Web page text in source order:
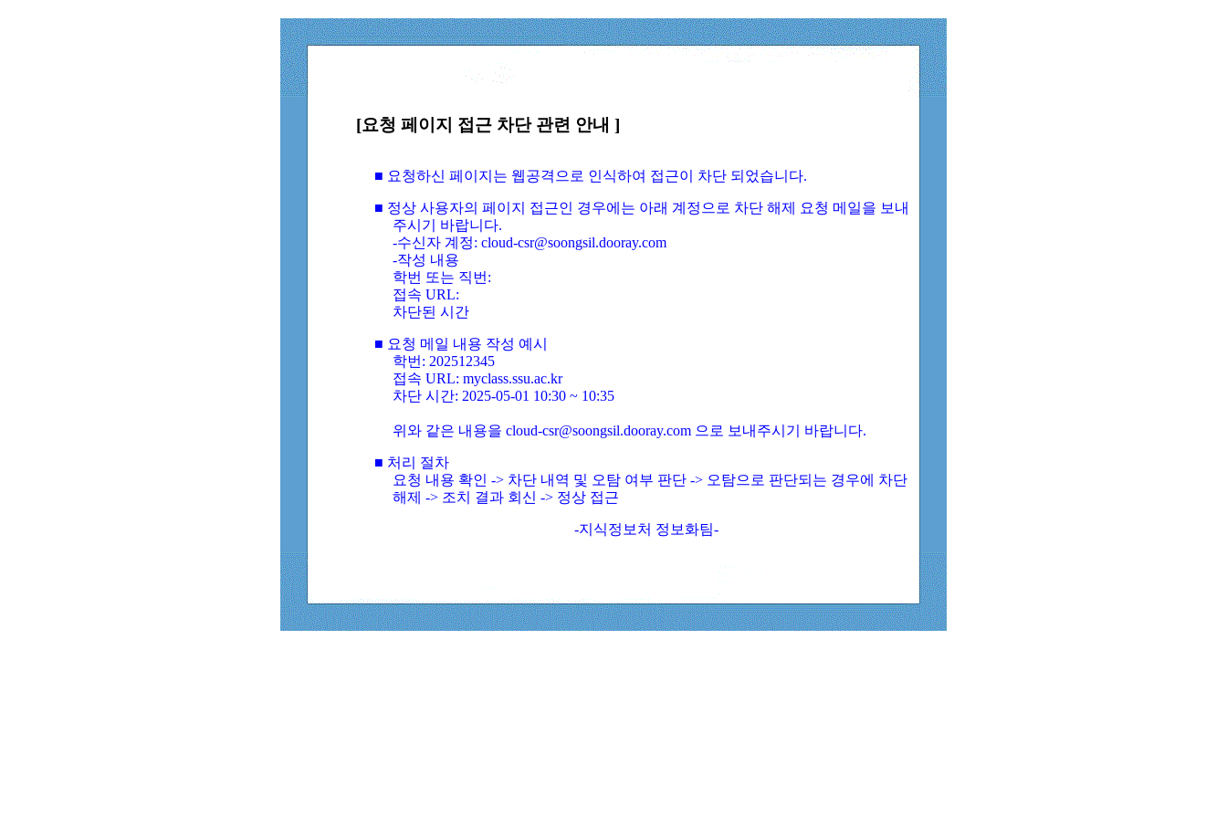
[요청 페이지 접근 차단 관련 안내 ]
■ 요청하신 페이지는 웹공격으로 인식하여 접근이 차단 되었습니다.
■ 정상 사용자의 페이지 접근인 경우에는 아래 계정으로 차단 해제 요청 메일을 보내
주시기 바랍니다.
-수신자 계정: cloud-csr@soongsil.dooray.com
-작성 내용
학번 또는 직번:
접속 URL:
차단된 시간
■ 요청 메일 내용 작성 예시
학번: 202512345
접속 URL: myclass.ssu.ac.kr
차단 시간: 2025-05-01 10:30 ~ 10:35
위와 같은 내용을 cloud-csr@soongsil.dooray.com 으로 보내주시기 바랍니다.
■ 처리 절차
요청 내용 확인 -> 차단 내역 및 오탐 여부 판단 -> 오탐으로 판단되는 경우에 차단
해제 -> 조치 결과 회신 -> 정상 접근
-지식정보처 정보화팀-